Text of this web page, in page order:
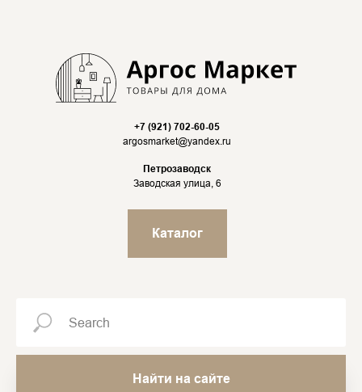
+7 (921) 702-60-05
argosmarket@yandex.ru
Петрозаводск
Заводская улица, 6
Каталог
Найти на сайте